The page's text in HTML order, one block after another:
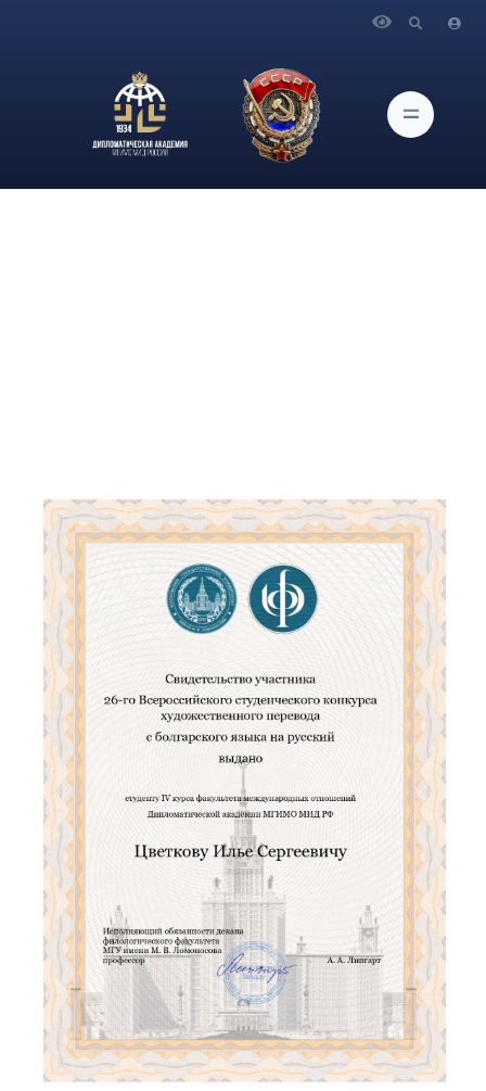
Дипломатической академии МГИМО Цветков Илья
Сергеевич, изучающий болгарский язык у доцента кафедры
европейских языков Давыдовой Наталии Анатольевны,
получил свидетельство участника 26-го Всероссийского с